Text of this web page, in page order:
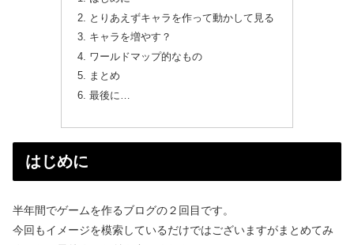
とりあえずキャラを作って動かして見る
キャラを増やす？
ワールドマップ的なもの
まとめ
最後に…
はじめに
半年間でゲームを作るブログの２回目です。
今回もイメージを模索しているだけではございますがまとめてみ